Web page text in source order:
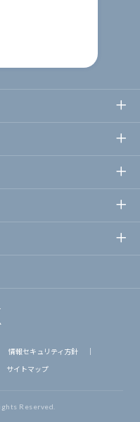
情報セキュリティ方針
サイトマップ
Reserved.